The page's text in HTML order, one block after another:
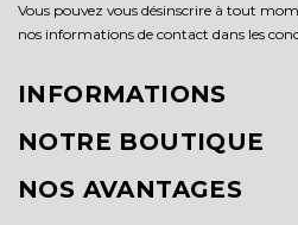
Vous pouvez vous désinscrire à tout
nos informations de contact dans les
INFORMATIONS
NOTRE BOUTIQUE
NOS AVANTAGES